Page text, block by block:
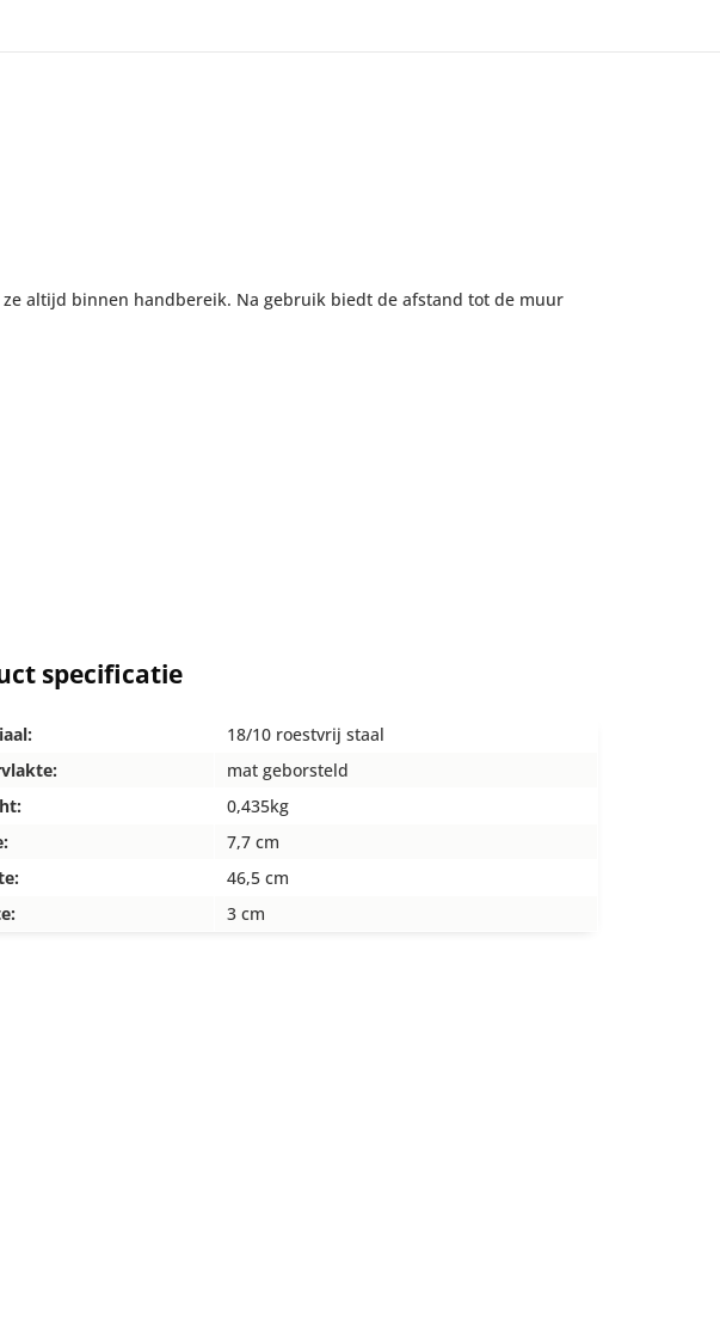
altijd binnen handbereik. Na gebruik biedt de afstand tot de muur
specificatie
18/10 roestvrij staal
mat geborsteld
0,435kg
7,7 cm
46,5 cm
3 cm